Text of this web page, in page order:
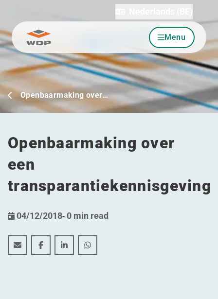
Ga naar inhoud Menu
Openbaarmaking over…
Openbaarmaking over
een
transparantiekennisgeving
04/12/2018- 0 min read
Openbaarmaking over een transparantiekennisgeving
Openbaarmaking over een
Openbaarmaking over een
Openbaarmaking over een